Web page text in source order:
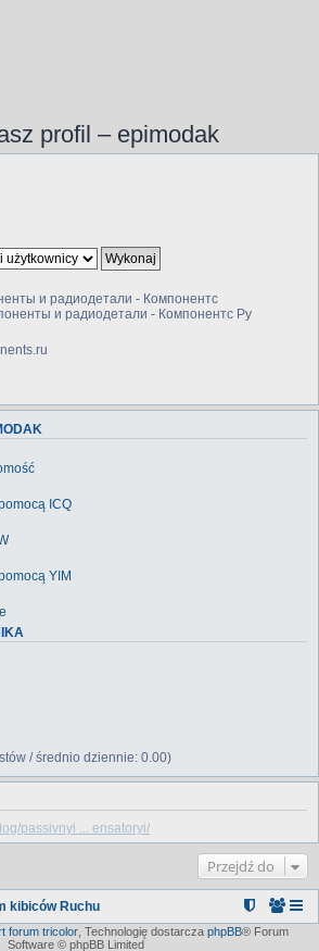
profil – epimodak
и радиодетали - Компонентс
и радиодетали - Компонентс Ру
ICQ
YIM
/ średnio dziennie: 0.00)
passivnyi ... ensatoryi/
Przejdź do
kibiców Ruchu
forum tricolor, Technologię dostarcza phpBB® Forum
Software © phpBB Limited